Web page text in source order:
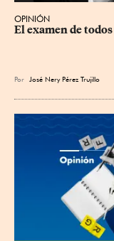
OPINIÓN
El examen de todos
Por José Nery Pérez Trujillo